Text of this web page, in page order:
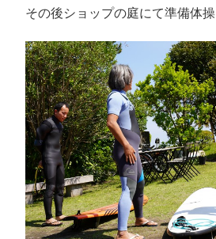
その後ショップの庭にて準備体操